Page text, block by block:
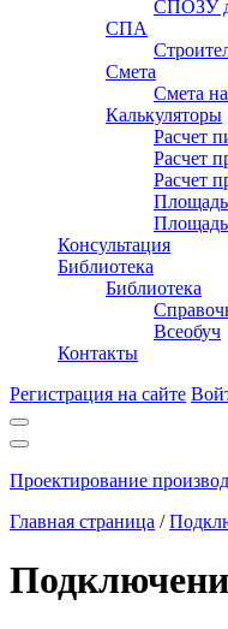
СПОЗУ
СПА
Смета
Смета
Калькуляторы
Расчет
Расчет
Расчет
Площадь
Площадь
Консультация
Библиотека
Библиотека
Всеобуч
Контакты
Регистрация на сайте
Проектирование
Главная страница /